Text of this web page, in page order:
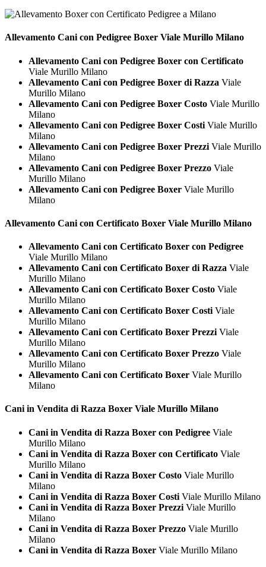
Allevamento Cani con Pedigree Boxer Viale Murillo Milano
Allevamento Cani con Pedigree Boxer con Certificato
Viale Murillo Milano
Allevamento Cani con Pedigree Boxer di Razza Viale
Murillo Milano
Allevamento Cani con Pedigree Boxer Costo Viale Murillo
Milano
Allevamento Cani con Pedigree Boxer Costi Viale Murillo
Milano
Allevamento Cani con Pedigree Boxer Prezzi Viale Murillo
Milano
Allevamento Cani con Pedigree Boxer Prezzo Viale
Murillo Milano
Allevamento Cani con Pedigree Boxer Viale Murillo
Milano
Allevamento Cani con Certificato Boxer Viale Murillo Milano
Allevamento Cani con Certificato Boxer con Pedigree
Viale Murillo Milano
Allevamento Cani con Certificato Boxer di Razza Viale
Murillo Milano
Allevamento Cani con Certificato Boxer Costo Viale
Murillo Milano
Allevamento Cani con Certificato Boxer Costi Viale
Murillo Milano
Allevamento Cani con Certificato Boxer Prezzi Viale
Murillo Milano
Allevamento Cani con Certificato Boxer Prezzo Viale
Murillo Milano
Allevamento Cani con Certificato Boxer Viale Murillo
Milano
Cani in Vendita di Razza Boxer Viale Murillo Milano
Cani in Vendita di Razza Boxer con Pedigree Viale
Murillo Milano
Cani in Vendita di Razza Boxer con Certificato Viale
Murillo Milano
Cani in Vendita di Razza Boxer Costo Viale Murillo
Milano
Cani in Vendita di Razza Boxer Costi Viale Murillo Milano
Cani in Vendita di Razza Boxer Prezzi Viale Murillo
Milano
Cani in Vendita di Razza Boxer Prezzo Viale Murillo
Milano
Cani in Vendita di Razza Boxer Viale Murillo Milano